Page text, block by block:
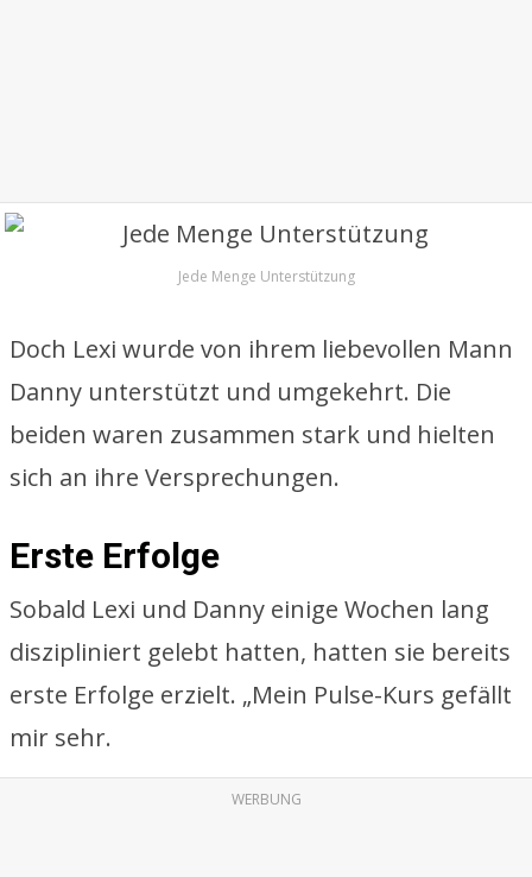
Jede Menge Unterstützung
Doch Lexi wurde von ihrem liebevollen Mann
Danny unterstützt und umgekehrt. Die
beiden waren zusammen stark und hielten
sich an ihre Versprechungen.
Erste Erfolge
Sobald Lexi und Danny einige Wochen lang
diszipliniert gelebt hatten, hatten sie bereits
erste Erfolge erzielt. „Mein Pulse-Kurs gefällt
mir sehr.
WERBUNG